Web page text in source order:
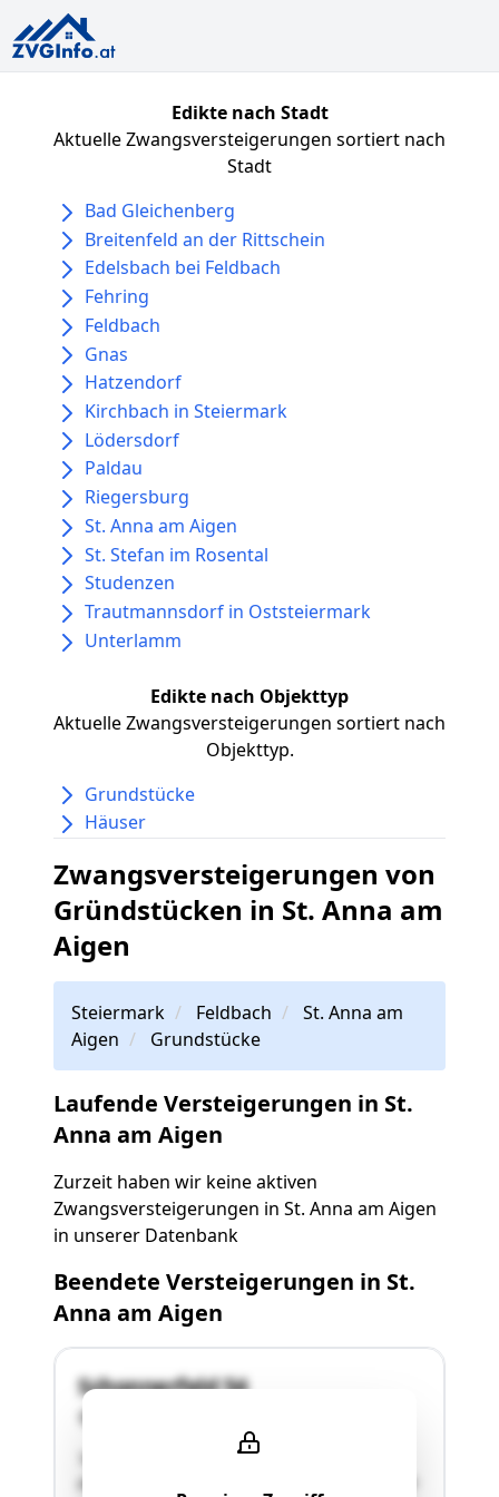
Edikte nach Stadt
Aktuelle Zwangsversteigerungen sortiert nach
Stadt
Bad Gleichenberg
Breitenfeld an der Rittschein
Edelsbach bei Feldbach
Fehring
Feldbach
Gnas
Hatzendorf
Kirchbach in Steiermark
Lödersdorf
Paldau
Riegersburg
St. Anna am Aigen
St. Stefan im Rosental
Studenzen
Trautmannsdorf in Oststeiermark
Unterlamm
Edikte nach Objekttyp
Aktuelle Zwangsversteigerungen sortiert nach
Objekttyp.
Grundstücke
Häuser
Zwangsversteigerungen von
Gründstücken in St. Anna am
Aigen
Steiermark Feldbach
St. Anna am
Aigen
Grundstücke
Laufende Versteigerungen in St.
Anna am Aigen
Zurzeit haben wir keine aktiven
Zwangsversteigerungen in St. Anna am Aigen
in unserer Datenbank
Beendete Versteigerungen in St.
Anna am Aigen
Schonnerfeld 54
"Aigen ist eine der neun Katastralgemeinden in
der Ortsgemeinde St. Anna am Aigen und grenzt